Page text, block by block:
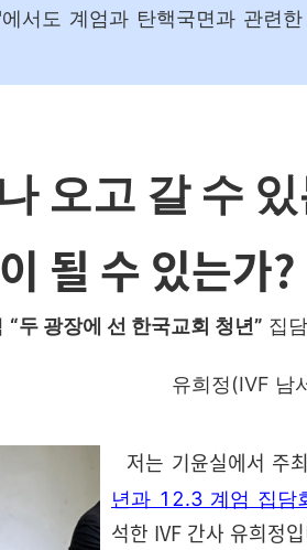
에서도 계엄과 탄핵국면과 관련
오고 갈 수
이 될 수 있는가?
“두 광장에 선 한국교회 청년” 집
유희정(IVF 남
저는 기윤실에서 주
년과 12.3 계엄 집담
석한 IVF 간사 유희정